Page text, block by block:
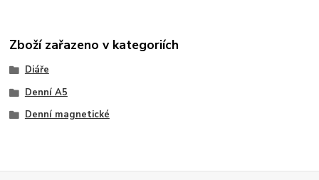
Zboží zařazeno v kategoriích
Diáře
Denní A5
Denní magnetické